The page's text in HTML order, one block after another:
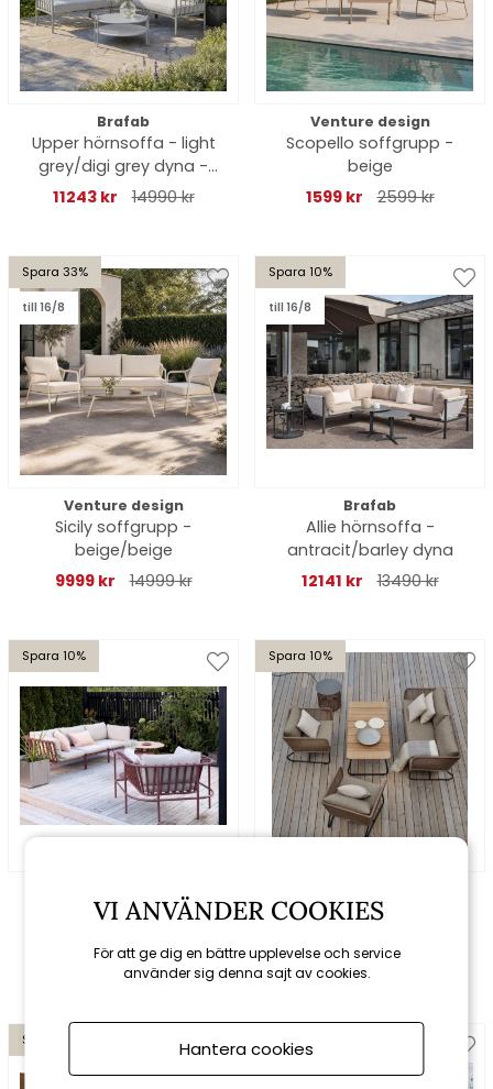
Brafab
Upper hörnsoffa - light
grey/digi grey dyna -
DEAL
11243 kr 14990 kr
Venture design
Scopello soffgrupp -
beige
1599 kr
2599 kr
Spara 33%
till 16/8
Venture design
Sicily soffgrupp -
beige/beige
9999 kr
14999 kr
Spara 10%
till 16/8
Brafab
Allie hörnsoffa -
antracit/barley dyna
12141 kr
13490 kr
Spara 10%
Collier soffgrupp - zin
fr. 17154 kr fr. 19060 kr
Spara 10%
Pors soffgrupp -
fr. 14184 kr fr. 15760 kr
Spara 10% Spara 10%
VI ANVÄNDER COOKIES
För att ge dig en bättre upplevelse och service
använder sig denna sajt av cookies.
Hantera cookies